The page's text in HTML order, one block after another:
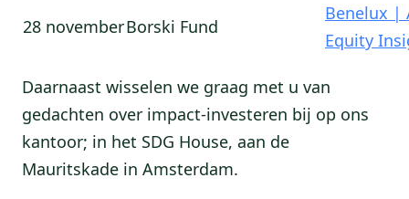
28 novemberBorski Fund
Benelux |
Equity
Daarnaast wisselen we graag met u van
gedachten over impact-investeren bij op ons
kantoor; in het SDG House, aan de
Mauritskade in Amsterdam.